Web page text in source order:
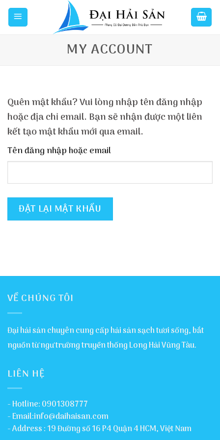
Skip
MY ACCOUNT
Quên mật khẩu? Vui lòng nhập tên đăng nhập
hoặc địa chỉ email. Bạn sẽ nhận được một liên
kết tạo mật khẩu mới qua email.
Tên đăng nhập hoặc email
ĐẶT LẠI MẬT KHẨU
VỀ CHÚNG TÔI
Đại hải sản chuyên cung cấp hải sản sạch tươi sống, bắt
nguồn từ ngư trường truyền thống Long Hải Vũng Tàu.
LIÊN HỆ
- Hotline: 0901308777
- Email:info@daihaisan.com
- Address : 19 Đường số 16 P4 Quận 4 HCM, Việt Nam